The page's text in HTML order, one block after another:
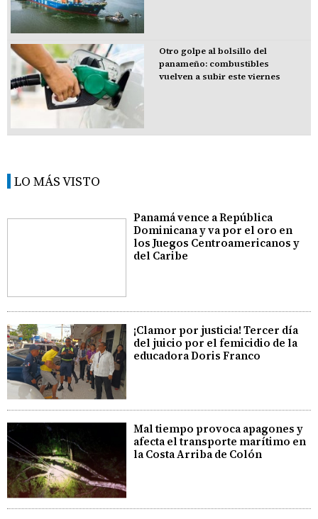
Otro golpe al bolsillo del
panameño: combustibles
vuelven a subir este viernes
LO MÁS VISTO
Panamá vence a República
Dominicana y va por el oro en
los Juegos Centroamericanos y
del Caribe
¡Clamor por justicia! Tercer día
del juicio por el femicidio de la
educadora Doris Franco
Mal tiempo provoca apagones y
afecta el transporte marítimo en
la Costa Arriba de Colón